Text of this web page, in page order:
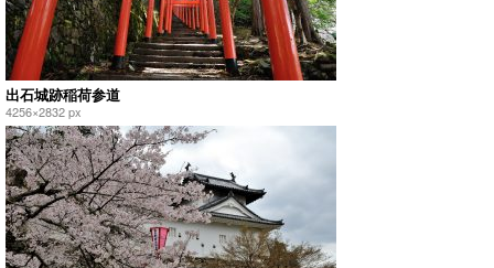
出石城跡稲荷参道
4256×2832 px